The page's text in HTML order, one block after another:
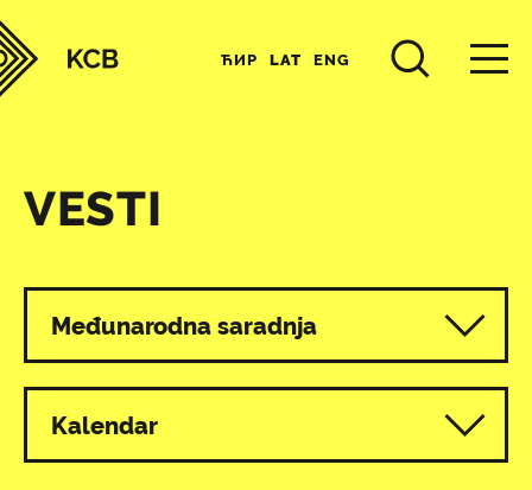
ЋИР LAT ENG
VESTI
Svi programi
Međunarodna saradnja
Kalendar